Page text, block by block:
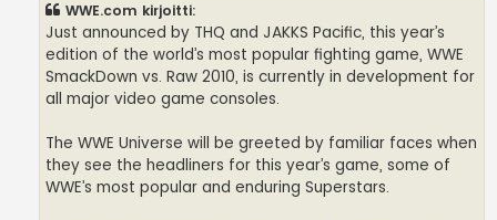
WWE.com kirjoitti:
Just announced by THQ and JAKKS Pacific, this year’s
edition of the world’s most popular fighting game, WWE
SmackDown vs. Raw 2010, is currently in development for
all major video game consoles.
The WWE Universe will be greeted by familiar faces when
they see the headliners for this year’s game, some of
WWE’s most popular and enduring Superstars.